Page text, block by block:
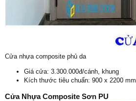
Cửa nhựa composite phủ da
Giá cửa: 3.300.000đ/cánh, khung
Kích thước tiêu chuẩn: 900 x 2200 mm
Cửa Nhựa Composite Sơn PU